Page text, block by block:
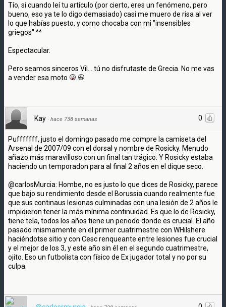
Tío, si cuando leí tu artículo (por cierto, eres un fenómeno, pero
bueno, eso ya te lo digo demasiado) casi me muero de risa al ver
lo que habías puesto, y como chocaba con mi "insensibles
griegos" ^^
Espectacular.
Pero seamos sinceros Vil... tú no disfrutaste de Grecia. No me vas
a vender esa moto
0
Kay · hace 738 semanas
Pufffffff, justo el domingo pasado me compre la camiseta del
Arsenal de 2007/09 con el dorsal y nombre de Rosicky. Menudo
añazo más maravilloso con un final tan trágico. Y Rosicky estaba
haciendo un temporadon para al final 2 años en el dique seco.
@carlosMurcia: Hombe, no es justo lo que dices de Rosicky, parece
que bajo su rendimiento desde el Borussia cuando realmente fue
que sus continaus lesionas culminadas con una lesión de 2 años le
impidieron tener la más mínima continuidad. Es que lo de Rosicky,
tiene tela, todos los años tiene un periodo donde es crucial. El año
pasado mismamente en el primer cuatrimestre con WHilshere
haciéndotse sitio y con Cesc renqueante entre lesiones fue crucial
y el mejor de los 3, y este año sin él en el segundo cuatrimestre,
ojito. Eso un futbolista con físico de Ex jugador total y no por su
culpa.